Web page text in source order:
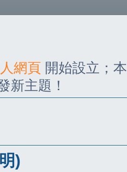
網頁 開始設立；本
新主題！
)